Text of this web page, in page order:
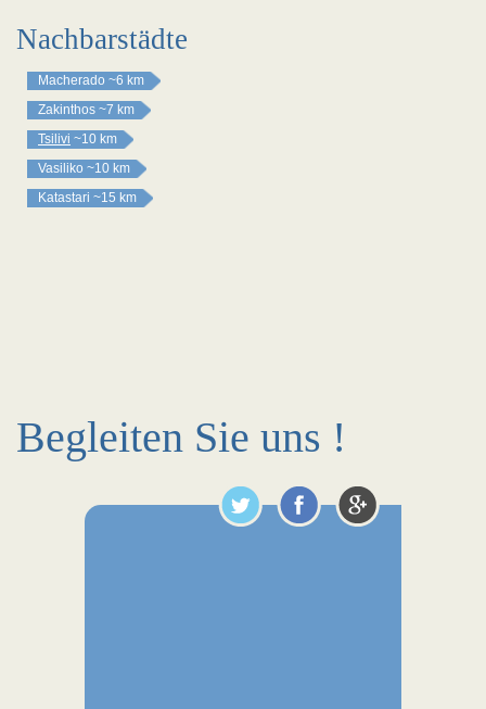
Nachbarstädte
Macherado ~6 km
Zakinthos ~7 km
Tsilivi ~10 km
Vasiliko ~10 km
Katastari ~15 km
Begleiten Sie uns !